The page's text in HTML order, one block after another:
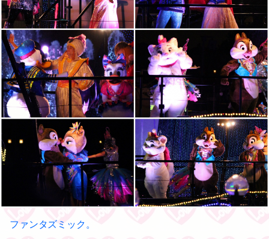
ファンタズミック。